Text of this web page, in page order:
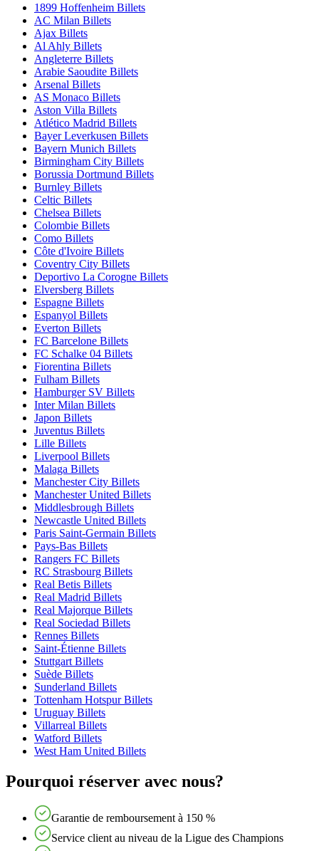
1899 Hoffenheim Billets
AC Milan Billets
Ajax Billets
Al Ahly Billets
Angleterre Billets
Arabie Saoudite Billets
Arsenal Billets
AS Monaco Billets
Aston Villa Billets
Atlético Madrid Billets
Bayer Leverkusen Billets
Bayern Munich Billets
Birmingham City Billets
Borussia Dortmund Billets
Burnley Billets
Celtic Billets
Chelsea Billets
Colombie Billets
Como Billets
Côte d'Ivoire Billets
Coventry City Billets
Deportivo La Corogne Billets
Elversberg Billets
Espagne Billets
Espanyol Billets
Everton Billets
FC Barcelone Billets
FC Schalke 04 Billets
Fiorentina Billets
Fulham Billets
Hamburger SV Billets
Inter Milan Billets
Japon Billets
Juventus Billets
Lille Billets
Liverpool Billets
Malaga Billets
Manchester City Billets
Manchester United Billets
Middlesbrough Billets
Newcastle United Billets
Paris Saint-Germain Billets
Pays-Bas Billets
Rangers FC Billets
RC Strasbourg Billets
Real Betis Billets
Real Madrid Billets
Real Majorque Billets
Real Sociedad Billets
Rennes Billets
Saint-Étienne Billets
Stuttgart Billets
Suède Billets
Sunderland Billets
Tottenham Hotspur Billets
Uruguay Billets
Villarreal Billets
Watford Billets
West Ham United Billets
Pourquoi réserver avec nous?
Garantie de remboursement à 150 %
Service client au niveau de la Ligue des Champions